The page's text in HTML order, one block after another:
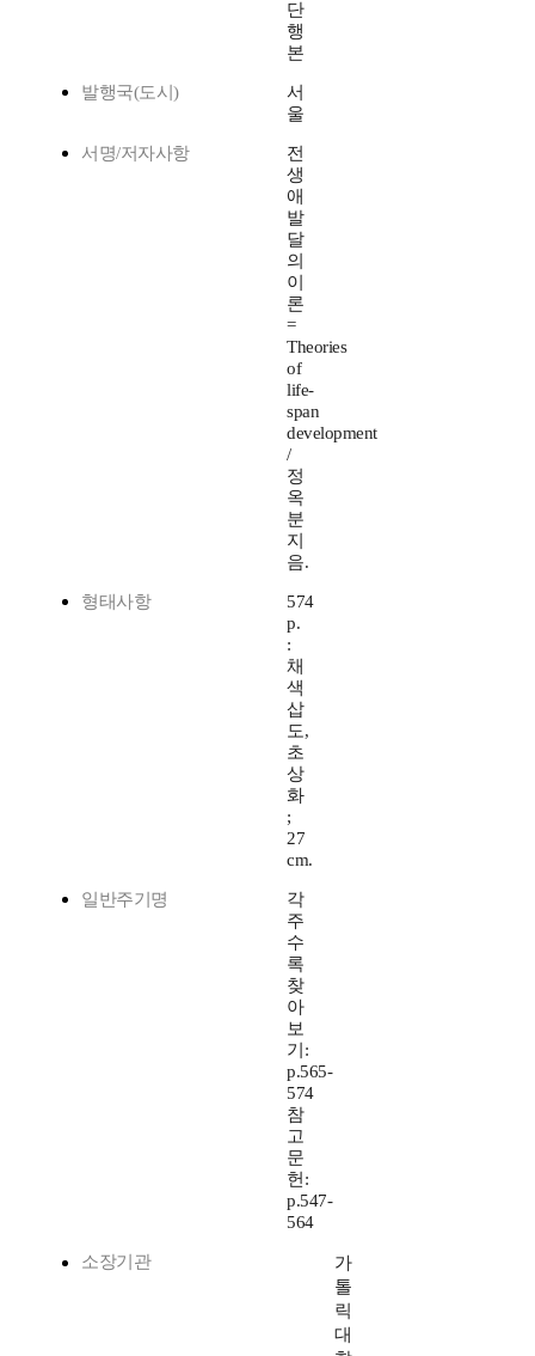
단
행
본
발행국(도시)
서
울
서명/저자사항
전
생
애
발
달
의
이
론
=
Theories
of
life-
span
development
/
정
옥
분
지
음.
형태사항
574
p.
:
채
색
삽
도,
초
상
화
;
27
cm.
일반주기명
각
주
수
록
찾
아
보
기:
p.565-
574
참
고
문
헌:
p.547-
564
소장기관
가
톨
릭
대